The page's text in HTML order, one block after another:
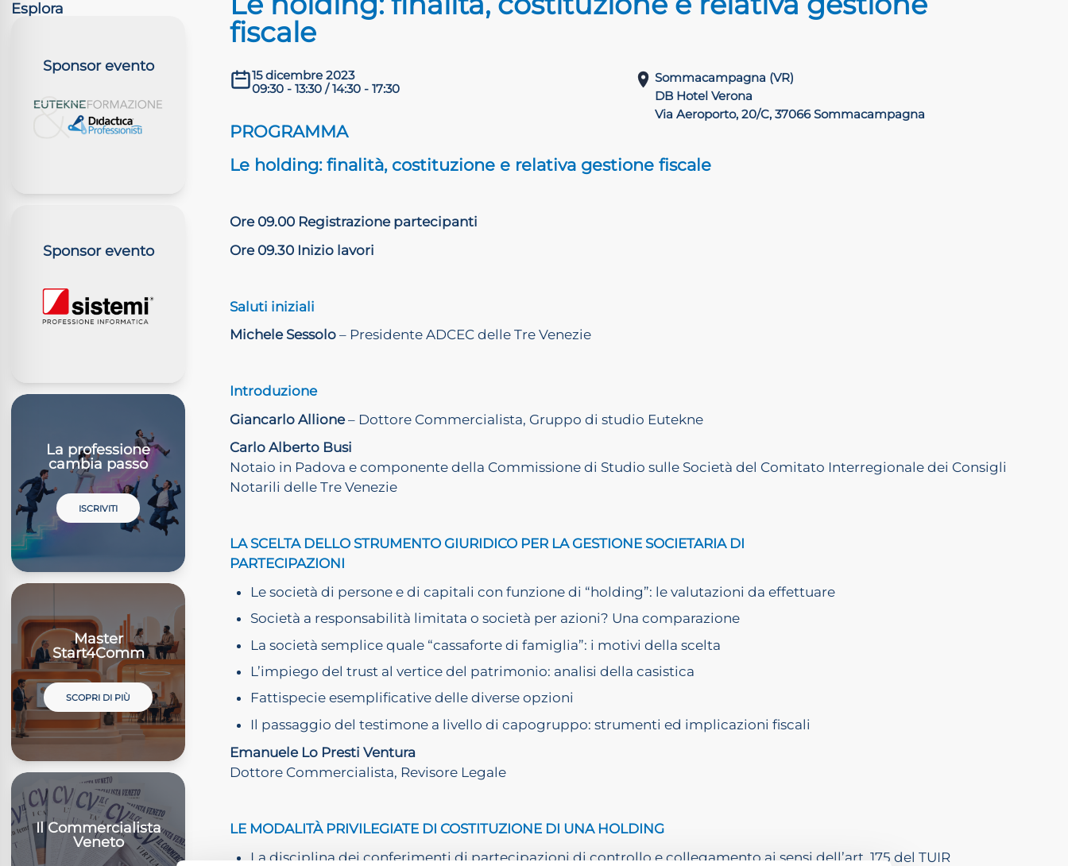
Esplora
Sponsor evento
Sponsor evento
La professione
cambia passo
ISCRIVITI
Master
Start4Comm
SCOPRI DI PIÙ
Il Commercialista
Veneto
fiscale
15 dicembre 2023
09:30 - 13:30 / 14:30 - 17:30
Sommacampagna (VR)
DB Hotel Verona
Via Aeroporto, 20/C, 37066 Sommacampagna
PROGRAMMA
Le holding: finalità, costituzione e relativa gestione fiscale
Ore 09.00 Registrazione partecipanti
Ore 09.30 Inizio lavori
Saluti iniziali
Michele Sessolo – Presidente ADCEC delle Tre Venezie
Introduzione
Giancarlo Allione– Dottore Commercialista, Gruppo di studio Eutekne
Carlo Alberto Busi
Notaio in Padova e componente della Commissione di Studio sulle Società del Comitato Interregionale dei Consigli
Notarili delle Tre Venezie
LA SCELTA DELLO STRUMENTO GIURIDICO PER LA GESTIONE SOCIETARIA DI
PARTECIPAZIONI
Le società di persone e di capitali con funzione di “holding”: le valutazioni da effettuare
Società a responsabilità limitata o società per azioni? Una comparazione
La società semplice quale “cassaforte di famiglia”: i motivi della scelta
L’impiego del trust al vertice del patrimonio: analisi della casistica
Fattispecie esemplificative delle diverse opzioni
Il passaggio del testimone a livello di capogruppo: strumenti ed implicazioni fiscali
Emanuele Lo Presti Ventura
Dottore Commercialista, Revisore Legale
LE MODALITÀ PRIVILEGIATE DI COSTITUZIONE DI UNA HOLDING
La disciplina dei conferimenti di partecipazioni di controllo e collegamento ai sensi dell’art. 175 del TUIR